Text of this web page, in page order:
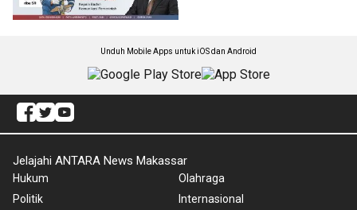
Unduh Mobile Apps untuk iOS dan Android
Jelajahi ANTARA News Makassar
Hukum
Politik
Olahraga
Internasional